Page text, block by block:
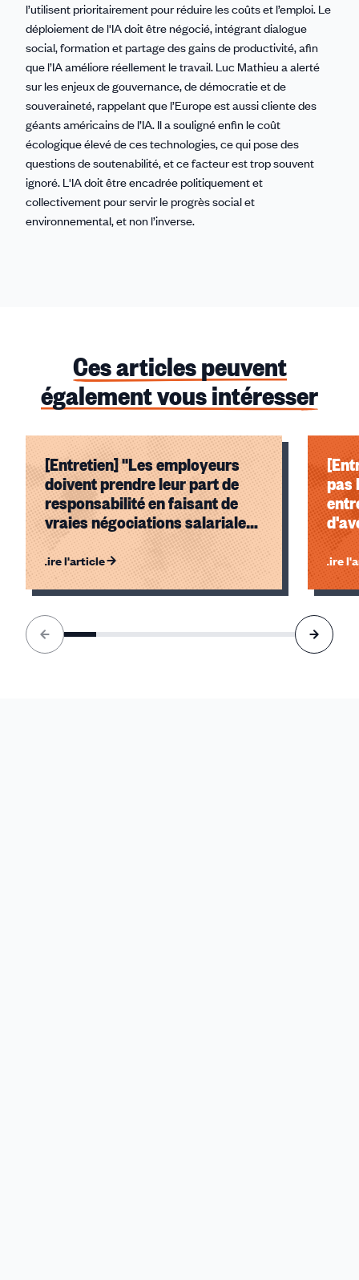
l’utilisent prioritairement pour réduire les coûts et l’emploi. Le
déploiement de l'IA doit être négocié, intégrant dialogue
social, formation et partage des gains de productivité, afin
que l’IA améliore réellement le travail. Luc Mathieu a alerté
sur lesenjeux de gouvernance,de démocratie et de
souveraineté, rappelant que l’Europe est aussi cliente des
géants américains de l’IA. Il a souligné enfin le coût
écologique élevé de ces technologies, ce qui pose des
questions de soutenabilité, et ce facteur est trop souvent
ignoré. L'IA doit être encadrée politiquement et
collectivement pour servir le progrès social et
environnemental, et non l’inverse.
Ces articles peuvent
également vous intéresser
[Entretien] "Les employeurs
doivent prendre leur part de
responsabilité en faisant de
vraies négociations salariales,
en intégrant l'augmentation du
prix de la vie et des dépenses
contraintes"
Lire l'article
pas
Lire